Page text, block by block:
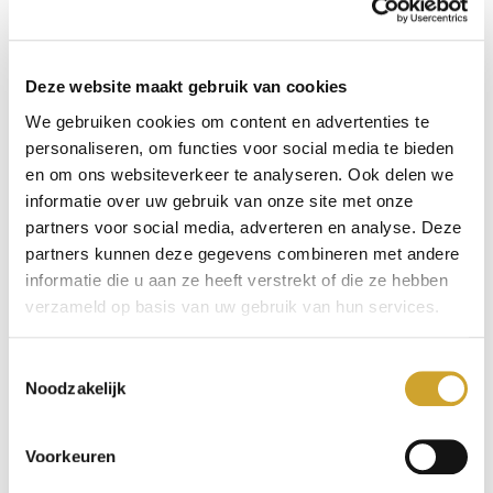
Deze website maakt gebruik van cookies
We gebruiken cookies om content en advertenties te
personaliseren, om functies voor social media te bieden
en om ons websiteverkeer te analyseren. Ook delen we
informatie over uw gebruik van onze site met onze
partners voor social media, adverteren en analyse. Deze
partners kunnen deze gegevens combineren met andere
informatie die u aan ze heeft verstrekt of die ze hebben
verzameld op basis van uw gebruik van hun services.
Noodzakelijk
Voorkeuren
eigen gemaakt en liet al
waarde zien als Kanban
Master, zowel in de
opdracht als bij het
verbeteren van de rol
Kanban Master. Een
echte teamspeler en fijne
collega om mee samen te
werken.”
KLANTINZICHT RVO